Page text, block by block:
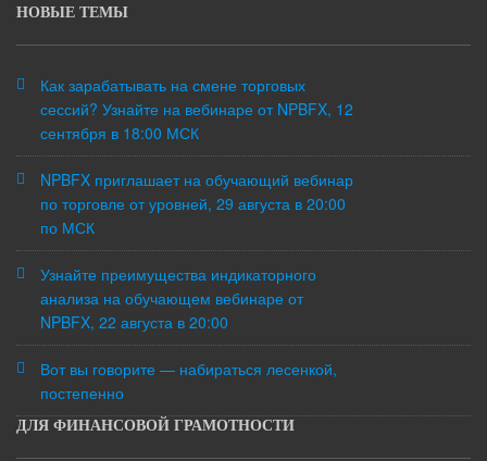
НОВЫЕ ТЕМЫ
Как зарабатывать на смене торговых
сессий? Узнайте на вебинаре от NPBFX, 12
сентября в 18:00 МСК
NPBFX приглашает на обучающий вебинар
по торговле от уровней, 29 августа в 20:00
по МСК
Узнайте преимущества индикаторного
анализа на обучающем вебинаре от
NPBFX, 22 августа в 20:00
Вот вы говорите — набираться лесенкой,
постепенно
ДЛЯ ФИНАНСОВОЙ ГРАМОТНОСТИ